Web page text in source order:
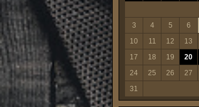
3
4 5 6
10
11 12 13
17
18 19 20
24
25 26 27
31